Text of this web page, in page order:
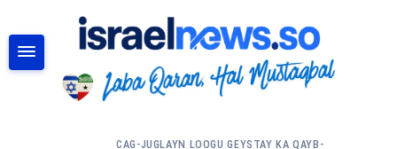
CAG-JUGLAYN LOOGU GEYSTAY KA QAYB-